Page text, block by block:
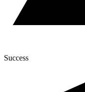
Success